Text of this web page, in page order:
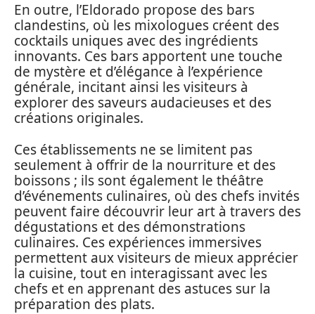
En outre, l’Eldorado propose des bars
clandestins, où les mixologues créent des
cocktails uniques avec des ingrédients
innovants. Ces bars apportent une touche
de mystère et d’élégance à l’expérience
générale, incitant ainsi les visiteurs à
explorer des saveurs audacieuses et des
créations originales.
Ces établissements ne se limitent pas
seulement à offrir de la nourriture et des
boissons ; ils sont également le théâtre
d’événements culinaires, où des chefs invités
peuvent faire découvrir leur art à travers des
dégustations et des démonstrations
culinaires. Ces expériences immersives
permettent aux visiteurs de mieux apprécier
la cuisine, tout en interagissant avec les
chefs et en apprenant des astuces sur la
préparation des plats.